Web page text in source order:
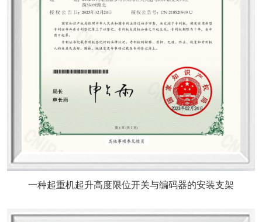
一种起重机起升高度限位开关与编码器的安装支架